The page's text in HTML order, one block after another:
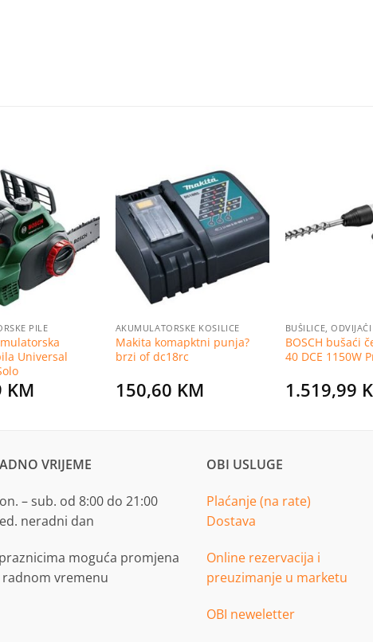
listu
želja
PILE
Universal
KM
Dodaj
na
listu
želja
AKUMULATORSKE KOSILICE
Makita komapktni punja?
brzi of dc18rc
150,60 KM
BUŠILICE,
BOSCH bušaći
40 DCE 1150W
1.519,99
VRIJEME
– sub. od 8:00 do 21:00
neradni dan
moguća promjena
radnom vremenu
OBI USLUGE
Plaćanje (na rate)
Dostava
Online rezervacija i
preuzimanje u marketu
OBI neweletter